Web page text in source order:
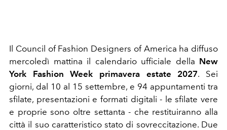
Il Council of Fashion Designers of America ha diffuso
mercoledì mattina il calendario ufficiale della New
York Fashion Week primavera estate 2027. Sei
giorni, dal 10 al 15 settembre, e 94 appuntamenti tra
sfilate, presentazioni e formati digitali - le sfilate vere
e proprie sono oltre settanta - che restituiranno alla
città il suo caratteristico stato di sovreccitazione. Due